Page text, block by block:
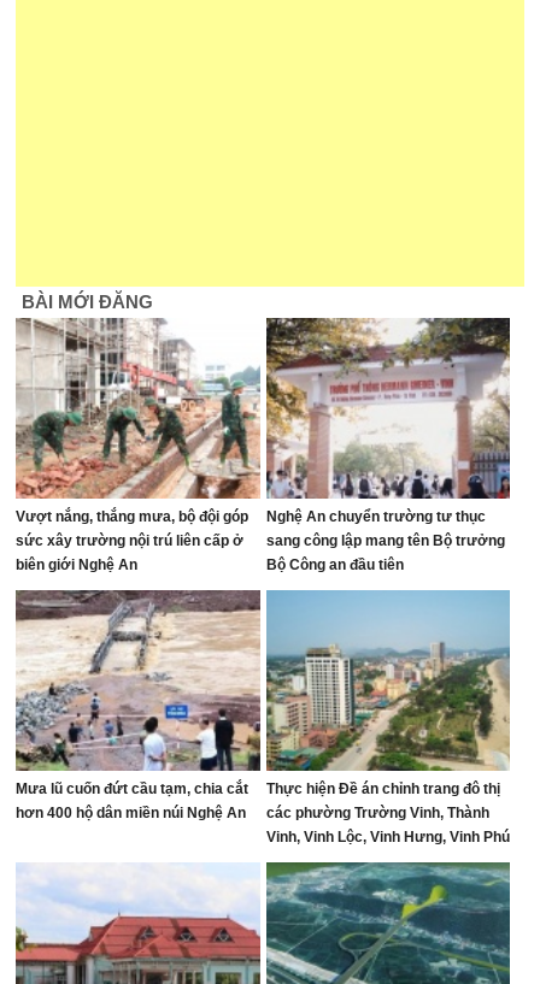
BÀI MỚI ĐĂNG
Vượt nắng, thắng mưa, bộ đội góp
sức xây trường nội trú liên cấp ở
biên giới Nghệ An
Nghệ An chuyển trường tư thục
sang công lập mang tên Bộ trưởng
Bộ Công an đầu tiên
Mưa lũ cuốn đứt cầu tạm, chia cắt
hơn 400 hộ dân miền núi Nghệ An
Thực hiện Đề án chỉnh trang đô thị
các phường Trường Vinh, Thành
Vinh, Vinh Lộc, Vinh Hưng, Vinh Phú
và Cửa Lò giai đoạn 2026 – 2030